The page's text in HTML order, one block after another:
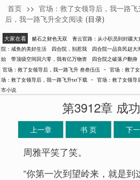
叁叁伍伍
首页 >> 官场：救了女领导后，我一路飞
后，我一路飞升全文阅读 (目录)
大家在看 赌石之财色无双 青云官路：从小职员到封疆大
院：咸鱼的美好生活
四合院，别惹我 四合院一品良民赵大
始
带顶级空间回六零，我有亿万物资
四合院之破落户翻身
官场：救了女领导后，我一路飞升 叁叁伍伍 - 官场：救了
场：救了女领导后，我一路飞升txt下载 - 官场：救了女领导
市小说
第3912章 成
上一章 书 页 下
周雅平笑了笑。
“你第一次到望岭来，就是到